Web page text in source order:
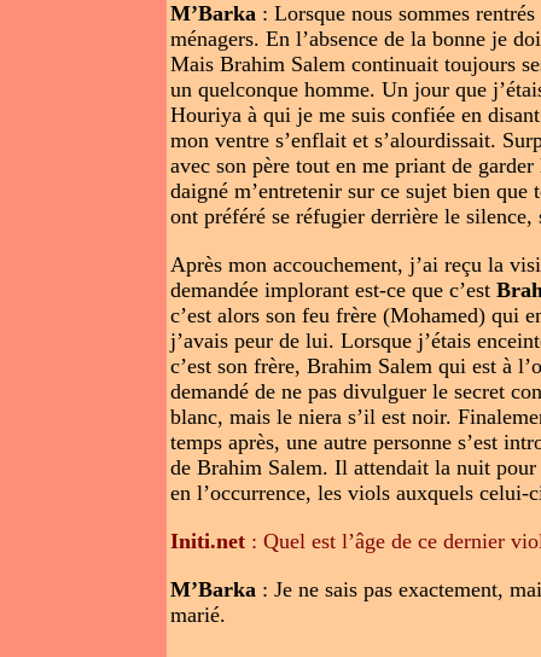
M’Barka : Lorsque nous sommes
ménagers. En l’absence de la bonne je
Mais Brahim Salem continuait toujours
un quelconque homme. Un jour que
Houriya à qui je me suis confiée en
mon ventre s’enflait et s’alourdissait.
avec son père tout en me priant de
daigné m’entretenir sur ce sujet bien
ont préféré se réfugier derrière le silence,
Après mon accouchement, j’ai reçu la
demandée implorant est-ce que c’est
c’est alors son feu frère (Mohamed) qui
j’avais peur de lui. Lorsque j’étais
c’est son frère, Brahim Salem qui est à
demandé de ne pas divulguer le secret
blanc, mais le niera s’il est noir.
temps après, une autre personne s’est
de Brahim Salem. Il attendait la nuit
en l’occurrence, les viols auxquels celui-
Initi.net : Quel est l’âge de ce dernier
M’Barka : Je ne sais pas exactement,
marié.